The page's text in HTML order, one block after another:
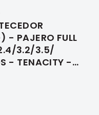
- PAJERO FULL
3.2/3.5/
- TENACITY -